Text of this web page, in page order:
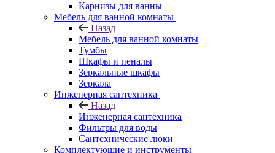
Карнизы для ванны
Мебель для ванной комнаты
Назад
Мебель для ванной комнаты
Тумбы
Шкафы и пеналы
Зеркальные шкафы
Зеркала
Инженерная сантехника
Назад
Инженерная сантехника
Фильтры для воды
Сантехнические люки
Комплектующие и инструменты